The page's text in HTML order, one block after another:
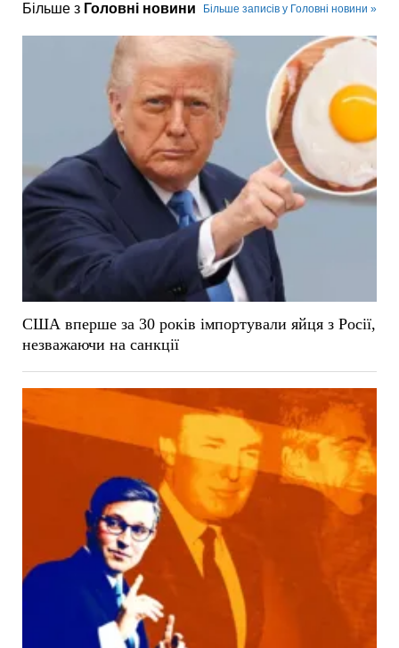
Більше з Головні новини Більше записів у Головні новини »
США вперше за 30 років імпортували яйця з Росії,
незважаючи на санкції